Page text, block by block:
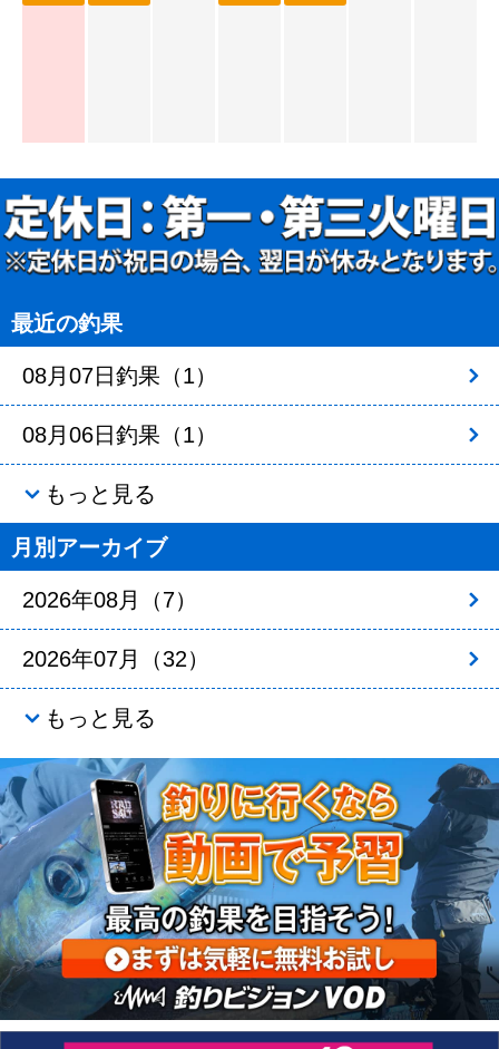
最近の釣果
08月07日釣果（1）
08月06日釣果（1）
もっと見る
月別アーカイブ
2026年08月（7）
2026年07月（32）
もっと見る